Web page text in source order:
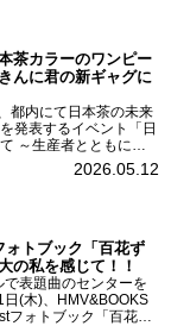
茶カラーのワンピー
んに君の新ギャグに
都内にて日本茶の未来
発表するイベント「日
～生産者とともに。
。イベントには伊藤園
る有村架純、伊藤園よ
2026.05.12
トブック「百花ず
の私を感じて！！
表題曲のセンターを
(木)、HMV&BOOKS
ォトブック「百花ず